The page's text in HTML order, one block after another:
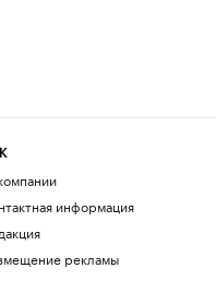
информация
рекламы